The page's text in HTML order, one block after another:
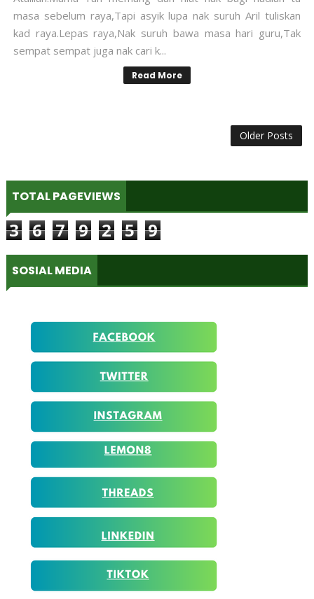
masa sebelum raya,Tapi asyik lupa nak suruh Aril tuliskan
kad raya.Lepas raya,Nak suruh bawa masa hari guru,Tak
sempat sempat juga nak cari k...
Read More
Older Posts
TOTAL PAGEVIEWS
3 6 7 9 2 5 9
SOSIAL MEDIA